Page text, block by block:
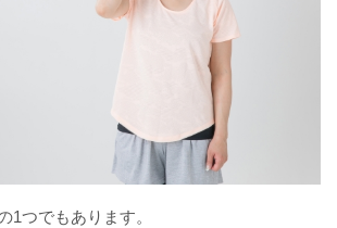
1つでもあります。